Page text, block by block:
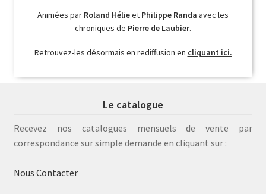
Animées par Roland Hélieet Philippe Randa avec les
chroniques de Pierre de Laubier.
Retrouvez-les désormais en rediffusion en cliquant ici.
Le catalogue
Recevez nos catalogues mensuels de vente par
correspondance sur simple demande en cliquant sur :
Nous Contacter